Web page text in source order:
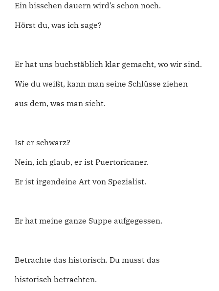
Ein bisschen dauern wird’s schon noch.
Hörst du, was ich sage?
Er hat uns buchstäblich klar gemacht, wo wir sind.
Wie du weißt, kann man seine Schlüsse ziehen
aus dem, was man sieht.
Ist er schwarz?
Nein, ich glaub, er ist Puertoricaner.
Er ist irgendeine Art von Spezialist.
Er hat meine ganze Suppe aufgegessen.
Betrachte das historisch. Du musst das
historisch betrachten.